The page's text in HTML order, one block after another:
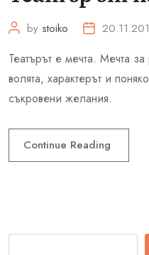
by stoiko
Театърът е мечта. Мечта
волята, характерът и
съкровени желания.
Continue Reading